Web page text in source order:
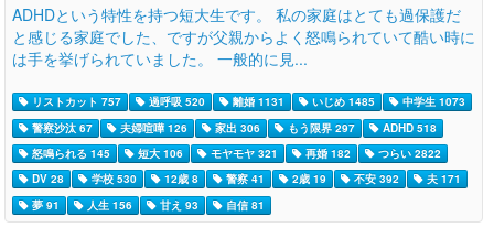
ADHDという特性を持つ短大生です。 私の家庭はとても過保護だ
と感じる家庭でした、ですが父親からよく怒鳴られていて酷い時に
は手を挙げられていました。 一般的に見...
リストカット 757 過呼吸 520 離婚 1131 いじめ 1485
中学生 1073
警察沙汰 67
夫婦喧嘩 126 家出 306 もう限界 297
ADHD 518
怒鳴られる 145
短大 106 モヤモヤ 321 再婚 182
つらい 2822
DV 28
学校 530 12歳 8 警察 41 2歳 19 不安 392
夫 171
夢 91
人生 156 甘え 93 自信 81